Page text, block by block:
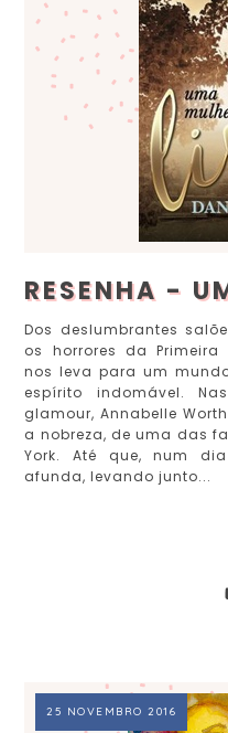
RESENHA -
Dos deslumbrantes
os horrores da Primeira
nos leva para um
espírito indomável.
glamour, Annabelle
a nobreza, de uma das
York. Até que, num
afunda, levando junto...
25 NOVEMBRO 2016